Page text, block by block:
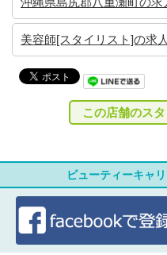
美容師[スタイリスト]の求人
この店舗のス
ビューティーキャ